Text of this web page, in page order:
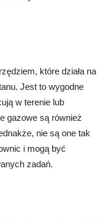
które działa na
Jest to wygodne
w terenie lub
gazowe są również
nie są one tak
i mogą być
zadań.